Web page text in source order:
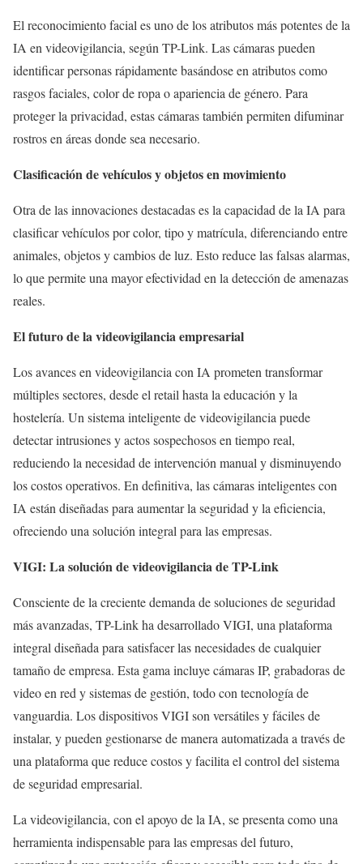
El reconocimiento facial es uno de los atributos más potentes de la
IA en videovigilancia, según TP-Link. Las cámaras pueden
identificar personas rápidamente basándose en atributos como
rasgos faciales, color de ropa o apariencia de género. Para
proteger la privacidad, estas cámaras también permiten difuminar
rostros en áreas donde sea necesario.
Clasificación de vehículos y objetos en movimiento
Otra de las innovaciones destacadas es la capacidad de la IA para
clasificar vehículos por color, tipo y matrícula, diferenciando entre
animales, objetos y cambios de luz. Esto reduce las falsas alarmas,
lo que permite una mayor efectividad en la detección de amenazas
reales.
El futuro de la videovigilancia empresarial
Los avances en videovigilancia con IA prometen transformar
múltiples sectores, desde el retail hasta la educación y la
hostelería. Un sistema inteligente de videovigilancia puede
detectar intrusiones y actos sospechosos en tiempo real,
reduciendo la necesidad de intervención manual y disminuyendo
los costos operativos. En definitiva, las cámaras inteligentes con
IA están diseñadas para aumentar la seguridad y la eficiencia,
ofreciendo una solución integral para las empresas.
VIGI: La solución de videovigilancia de TP-Link
Consciente de la creciente demanda de soluciones de seguridad
más avanzadas, TP-Link ha desarrollado VIGI, una plataforma
integral diseñada para satisfacer las necesidades de cualquier
tamaño de empresa. Esta gama incluye cámaras IP, grabadoras de
video en red y sistemas de gestión, todo con tecnología de
vanguardia. Los dispositivos VIGI son versátiles y fáciles de
instalar, y pueden gestionarse de manera automatizada a través de
una plataforma que reduce costos y facilita el control del sistema
de seguridad empresarial.
La videovigilancia, con el apoyo de la IA, se presenta como una
herramienta indispensable para las empresas del futuro,